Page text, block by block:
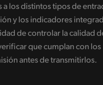
los distintos tipos de
y los indicadores
de controlar la calidad
que cumplan con los
antes de transmitirlos.